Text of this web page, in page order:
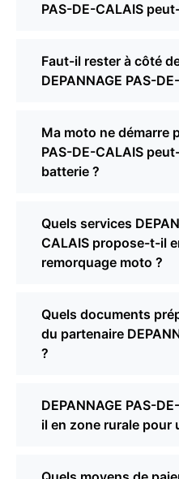
PAS-DE-CALAIS
Faut-il rester à côté
DEPANNAGE PAS-
Ma moto ne démarre
PAS-DE-CALAIS
batterie ?
Quels services
CALAIS propose-t-il
remorquage moto ?
Quels documents
du partenaire
?
DEPANNAGE PAS-
il en zone rurale pour